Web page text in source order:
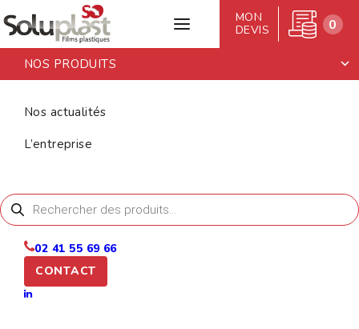
NOS PRODUITS
Nos actualités
L’entreprise
MON
DEVIS
0
Recherche
de
produits
02 41 55 69 66
CONTACT
Accueil>Films de palettisation en
FILMS DE
EN
POLYÉTHYLÈNE